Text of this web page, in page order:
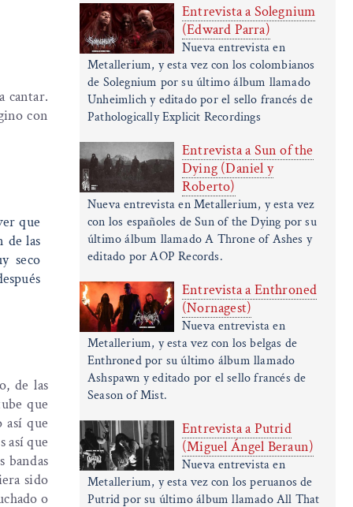
cantar.
con
que
de las
seco
de las
que
así que
así que
bandas
sido
o
Entrevista a Solegnium
(Edward Parra)
Nueva entrevista en
Metallerium, y esta vez con los colombianos
de Solegnium por su último álbum llamado
Unheimlich y editado por el sello francés de
Pathologically Explicit Recordings
Entrevista a Sun of the
Dying (Daniel y
Roberto)
Nueva entrevista en Metallerium, y esta vez
con los españoles de Sun of the Dying por su
último álbum llamado A Throne of Ashes y
editado por AOP Records.
Entrevista a Enthroned
(Nornagest)
Nueva entrevista en
Metallerium, y esta vez con los belgas de
Enthroned por su último álbum llamado
Ashspawn y editado por el sello francés de
Season of Mist.
Entrevista a Putrid
(Miguel Ángel Beraun)
Nueva entrevista en
Metallerium, y esta vez con los peruanos de
Putrid por su último álbum llamado All That